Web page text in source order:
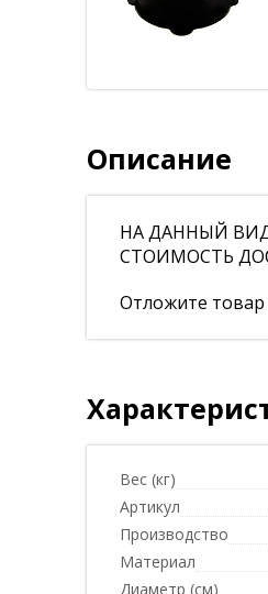
Описание
НА ДАННЫЙ ВИД
СТОИМОСТЬ
Отложите товар
Вес (кг)
Артикул
Производство
Материал
Диаметр (см)